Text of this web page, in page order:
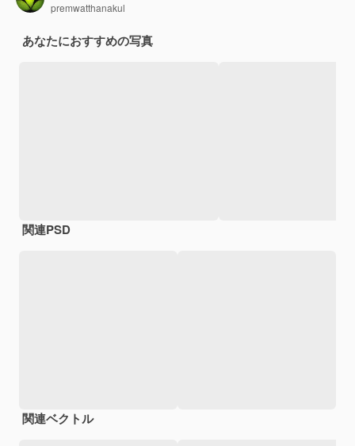
premwatthanakul
あなたにおすすめの写真
関連PSD
関連ベクトル